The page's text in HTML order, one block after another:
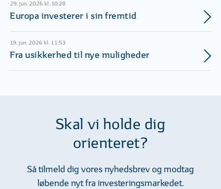
29. jun. 2026 kl. 10:28
Europa investerer i sin fremtid
19. jun. 2026 kl. 11:53
Fra usikkerhed til nye muligheder
Skal vi holde dig
orienteret?
Så tilmeld dig vores nyhedsbrev og modtag
løbende nyt fra investeringsmarkedet.